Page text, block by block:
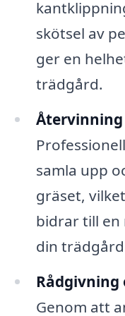
skötsel av
ger en
trädgård.
samla upp
gräset,
bidrar till en
din
Genom att